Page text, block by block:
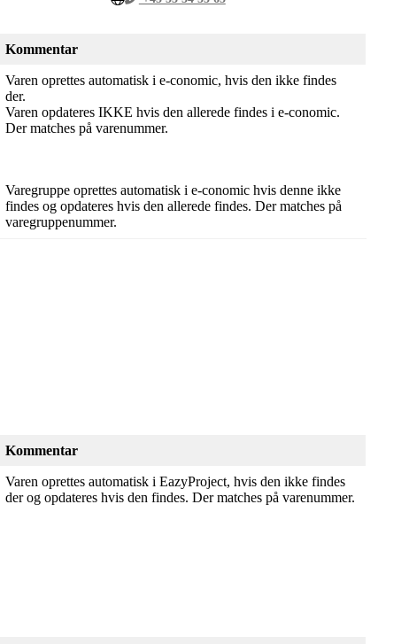
Kommentar
Varen oprettes automatisk i e-conomic, hvis den ikke findes
der.
Varen opdateres IKKE hvis den allerede findes i e-conomic.
Der matches på varenummer.
Varegruppe oprettes automatisk i e-conomic hvis denne ikke
findes og opdateres hvis den allerede findes. Der matches på
varegruppenummer.
Kommentar
Varen oprettes automatisk i EazyProject, hvis den ikke findes
der og opdateres hvis den findes. Der matches på varenummer.